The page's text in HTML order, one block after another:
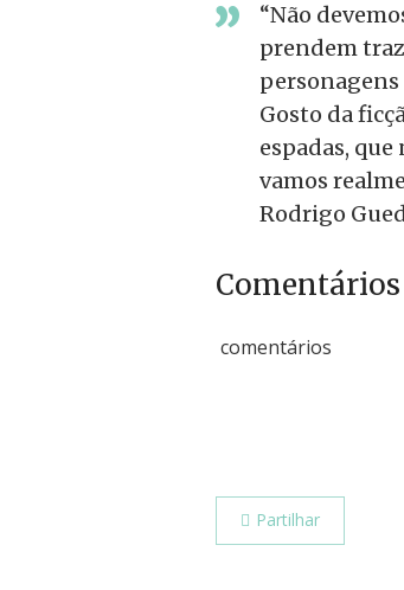
“Não
prendem
personagens
Gosto da
espadas,
vamos
Rodrigo
Comentários
comentários
Partilhar